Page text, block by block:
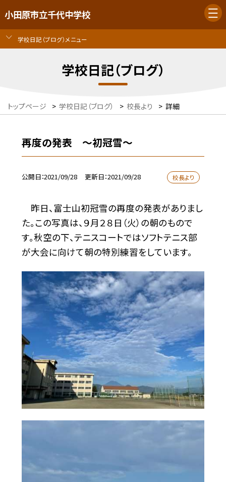
小田原市立千代中学校
学校日記（ブログ）メニュー
学校日記（ブログ）
トップページ > 学校日記（ブログ） > 校長より > 詳細
再度の発表 〜初冠雪〜
公開日 2021/09/28 更新日 2021/09/28 校長より
昨日、富士山初冠雪の再度の発表がありまし
た。この写真は、９月２８日（火）の朝のもので
す。秋空の下、テニスコートではソフトテニス部
が大会に向けて朝の特別練習をしています。